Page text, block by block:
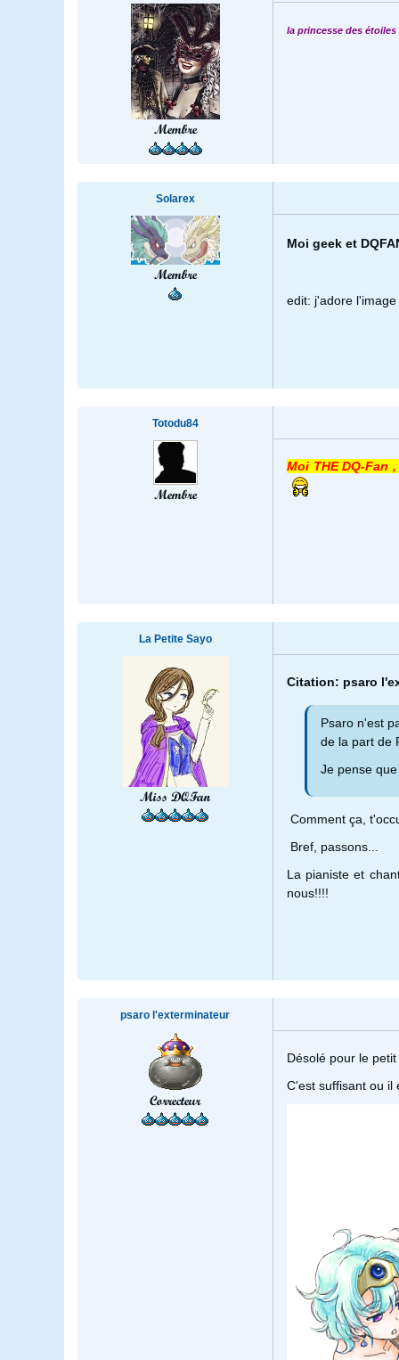
Membre
la princesse des
Solarex
Membre
Moi geek et
edit: j'adore l'image
Totodu84
Membre
Moi THE DQ-Fan
La Petite Sayo
Miss DQFan
Citation: psaro
Psaro n'est
de la part de
Je pense
Comment ça,
Bref, passons...
La pianiste et
nous!!!!
psaro l'exterminateur
Correcteur
Désolé pour le petit
C'est suffisant ou